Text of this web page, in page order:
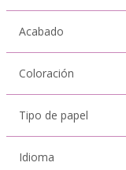
Acabado
Coloración
Tipo de papel
Idioma